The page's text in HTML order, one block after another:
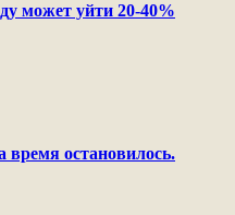
может уйти 20-40%
время остановилось.